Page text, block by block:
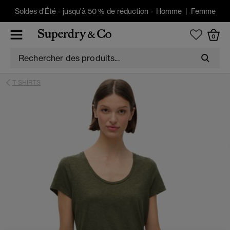
Soldes d'Été -jusqu'à 50 % de réduction - Homme| Femme
0
T-SHIRTS